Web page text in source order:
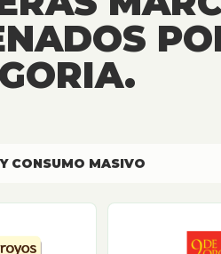
CONSUMO MASIVO